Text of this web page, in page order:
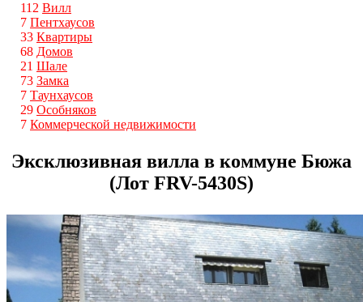
112 Вилл
7 Пентхаусов
33 Квартиры
68 Домов
21 Шале
73 Замка
7 Таунхаусов
29 Особняков
7 Коммерческой недвижимости
Эксклюзивная вилла в коммуне Бюжа
(Лот FRV-5430S)